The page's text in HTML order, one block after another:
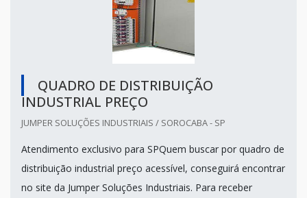
QUADRO DE DISTRIBUIÇÃO
INDUSTRIAL PREÇO
JUMPER SOLUÇÕES INDUSTRIAIS / SOROCABA - SP
Atendimento exclusivo para SPQuem buscar por quadro de
distribuição industrial preço acessível, conseguirá encontrar
no site da Jumper Soluções Industriais. Para receber